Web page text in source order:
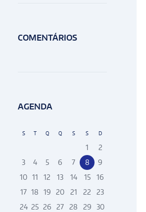
COMENTÁRIOS
AGENDA
S T Q Q S S D
1
2
3
4 5 6 7 8
9
10 11 12 13 14 15
16
17 18 19 20 21 22
23
24 25 26 27 28 29
30